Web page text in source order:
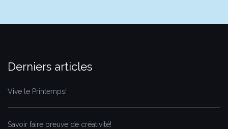
Derniers articles
Vive le Printemps!
Savoir faire preuve de créativité!